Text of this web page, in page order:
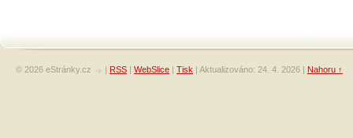
© 2026 eStránky.cz | RSS | WebSlice | Tisk | Aktualizováno: 24. 4. 2026 | Nahoru ↑